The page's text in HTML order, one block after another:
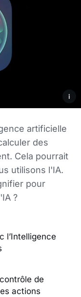
i
artificielle
des
Cela pourrait
utilisons l'IA.
pour
?
l’Intelligence
de
actions